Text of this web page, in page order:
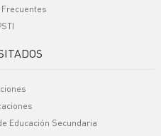
Educación Secundaria